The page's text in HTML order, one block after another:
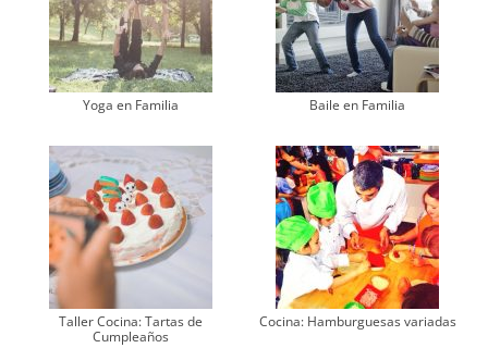
Yoga en Familia Baile en Familia
Taller Cocina: Tartas de
Cumpleaños
Cocina: Hamburguesas variadas